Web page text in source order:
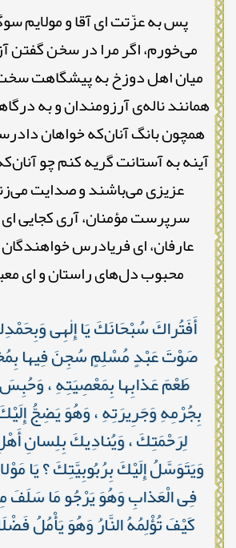
پس به عزّتت ای آقا و مولایم
می‌خورم، اگر مرا در سخن گفتن
میان اهل دوزخ به پیشگاهت
همانند ناله‌ی آرزومندان و به
همچون بانگ آنان‌که خواهان
آینه به آستانت گریه کنم چو
عزیزی می‌باشند و صدایت
سرپرست مؤمنان، آری کجایی‌
عارفان، ای فریادرس
محبوب دل‌های راستان و ای
أَفَتُراكَ سُبْحَانَكَ يَا إِلٰهِى
صَوْتَ عَبْدٍ مُسْلِمٍ سُجِنَ فِيها
طَعْمَ عَذابِها بِمَعْصِيَتِهِ ، وَحُبِسَ
بِجُرْمِهِ وَجَرِيرَتِهِ ، وَهُوَ يَضِجُّ
لِرَحْمَتِكَ ، وَيُنادِيكَ بِلِسانِ
وَيَتَوَسَّلُ إِلَيْكَ بِرُبُوبِيَّتِكَ ؟ يَا
فِى الْعَذابِ وَهُوَ يَرْجُو مَا سَلَفَ
كَيْفَ تُؤْلِمُهُ النَّارُ وَهُوَ يَأْمُلُ